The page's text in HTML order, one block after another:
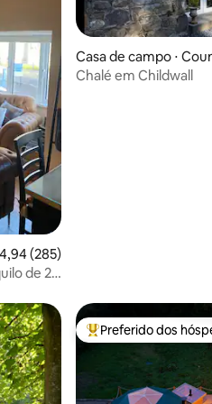
de uma avaliação média de 5,
4,94 (285)
de 2
Casa de campo ⋅
kenny
Chalé em Childwall
hóspedes Entre os melhores
Preferido dos